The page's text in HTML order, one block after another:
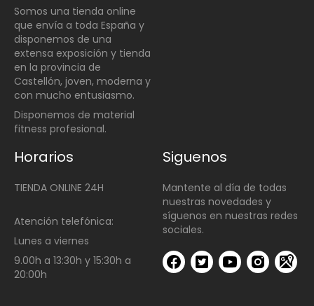
Somos una tienda online
que envía a toda España y
disponemos de una
extensa exposición y tienda
en la provincia de
Castellón, joven, moderna y
con mucho entusiasmo.
Disponemos de material
fitness profesional.
Horarios
TIENDA ONLINE 24H
Atención telefónica:
Lunes a viernes
9.00h a 13:30h y 15:30h a
20:00h
Siguenos
Mantente al día de todas
nuestras novedades y
síguenos en nuestras redes
sociales.